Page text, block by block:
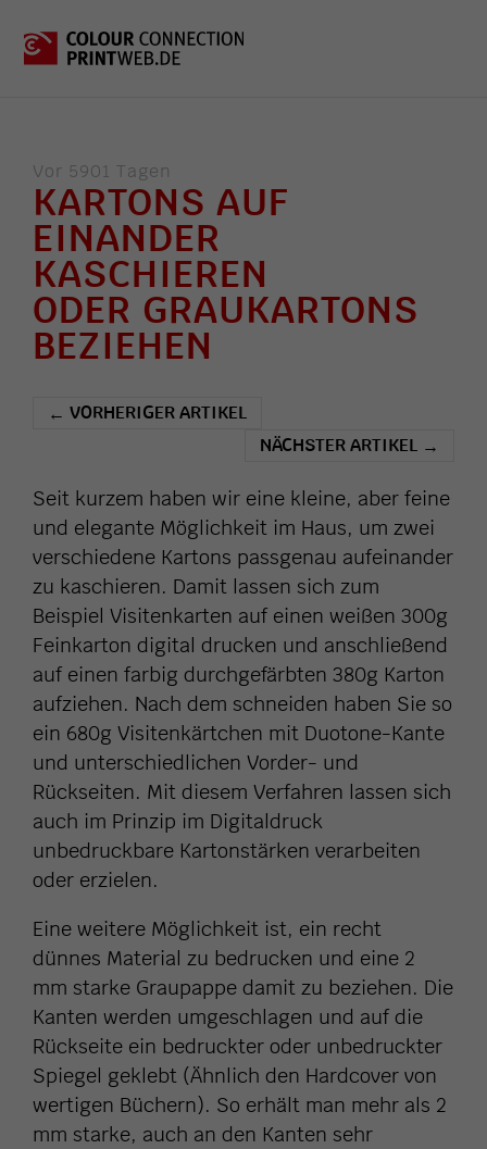
Vor 5901 Tagen
KARTONS AUF
EINANDER
KASCHIEREN
ODER GRAUKARTONS
BEZIEHEN
← VORHERIGER ARTIKEL
NÄCHSTER ARTIKEL →
Seit kurzem haben wir eine kleine, aber feine
und elegante Möglichkeit im Haus, um zwei
verschiedene Kartons passgenau aufeinander
zu kaschieren. Damit lassen sich zum
Beispiel Visitenkarten auf einen weißen 300g
Feinkarton digital drucken und anschließend
auf einen farbig durchgefärbten 380g Karton
aufziehen. Nach dem schneiden haben Sie so
ein 680g Visitenkärtchen mit Duotone-Kante
und unterschiedlichen Vorder- und
Rückseiten. Mit diesem Verfahren lassen sich
auch im Prinzip im Digitaldruck
unbedruckbare Kartonstärken verarbeiten
oder erzielen.
Eine weitere Möglichkeit ist, ein recht
dünnes Material zu bedrucken und eine 2
mm starke Graupappe damit zu beziehen. Die
Kanten werden umgeschlagen und auf die
Rückseite ein bedruckter oder unbedruckter
Spiegel geklebt (Ähnlich den Hardcover von
wertigen Büchern). So erhält man mehr als 2
mm starke, auch an den Kanten sehr